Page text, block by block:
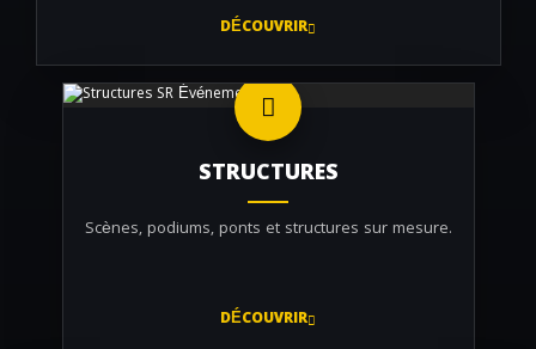
DÉCOUVRIR
STRUCTURES
Scènes, podiums, ponts et structures sur mesure.
DÉCOUVRIR